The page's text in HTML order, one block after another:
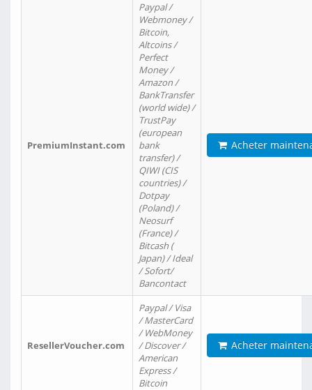
PremiumInstant.com
Paypal /
Webmoney /
Bitcoin,
Altcoins /
Perfect
Money /
Amazon /
BankTransfer
(world wide) /
TrustPay
(european
bank
transfer) /
QIWI (CIS
countries) /
Dotpay
(Poland) /
Neosurf
(France) /
Bitcash (
Japan) / Ideal
/ Sofort/
Bancontact
Acheter
ResellerVoucher.com
Paypal / Visa
/ MasterCard
/ WebMoney
/ Discover /
American
Express /
Bitcoin
Acheter